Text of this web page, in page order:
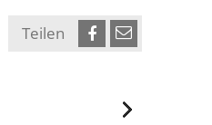
Teilen